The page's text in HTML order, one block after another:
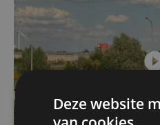
Deze website